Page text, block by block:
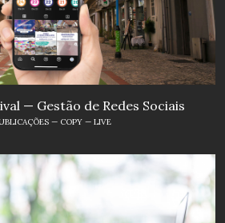
— Gestão de Redes Sociais
— COPY — LIVE